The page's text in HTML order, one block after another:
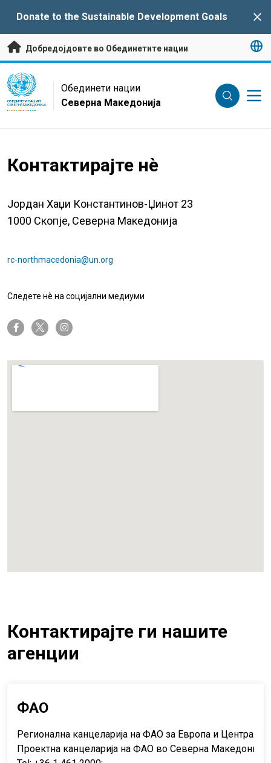
Donate to the Sustainable Development Goals
Добредојдовте во Обединетите нации
UN Logo
ОБЕДИНЕТИ НАЦИИ
СЕВЕРНА МАКЕДОНИЈА
Обединети нации
Северна Македонија
Контактирајте нè
Јордан Хаџи Константинов-Џинот 23
1000 Скопје, Северна Македонија
rc-northmacedonia@un.org
Следете нè на социјални медиуми
facebook-ftwitter-x instagram
Контактирајте ги нашите
агенции
ФАО
Регионална канцеларија на ФАО за Европа и
Проектна канцеларија на ФАО во Северна Македонија